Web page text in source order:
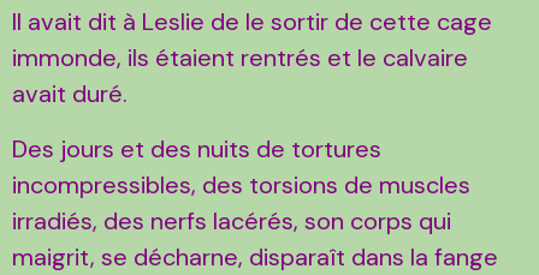
Il avait dit à Leslie de le sortir de cette cage
immonde, ils étaient rentrés et le calvaire
avait duré.
Des jours et des nuits de tortures
incompressibles, des torsions de muscles
irradiés, des nerfs lacérés, son corps qui
maigrit, se décharne, disparaît dans la fange